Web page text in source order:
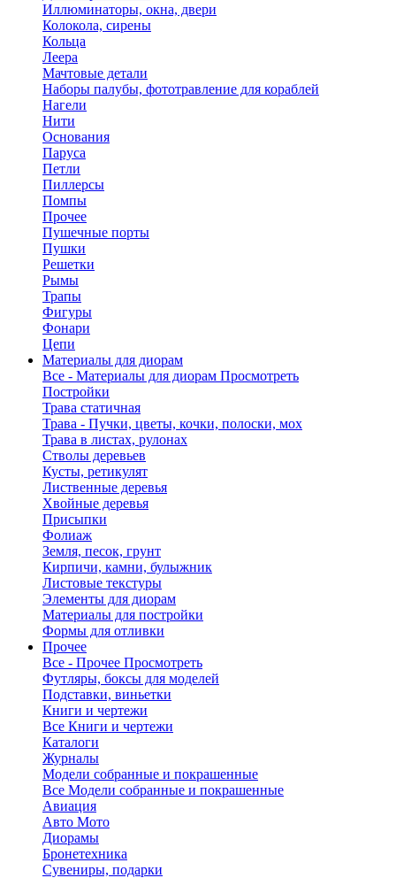
Иллюминаторы, окна, двери
Колокола, сирены
Кольца
Леера
Мачтовые детали
Наборы палубы, фототравление для кораблей
Нагели
Нити
Основания
Паруса
Петли
Пиллерсы
Помпы
Прочее
Пушечные порты
Пушки
Решетки
Рымы
Трапы
Фигуры
Фонари
Цепи
Материалы для диорам
Все - Материалы для диорам Просмотреть
Постройки
Трава статичная
Трава - Пучки, цветы, кочки, полоски, мох
Трава в листах, рулонах
Стволы деревьев
Кусты, ретикулят
Лиственные деревья
Хвойные деревья
Присыпки
Фолиаж
Земля, песок, грунт
Кирпичи, камни, булыжник
Листовые текстуры
Элементы для диорам
Материалы для постройки
Формы для отливки
Прочее
Все - Прочее Просмотреть
Футляры, боксы для моделей
Подставки, виньетки
Книги и чертежи
Все Книги и чертежи
Каталоги
Журналы
Модели собранные и покрашенные
Все Модели собранные и покрашенные
Авиация
Авто Мото
Диорамы
Бронетехника
Сувениры, подарки